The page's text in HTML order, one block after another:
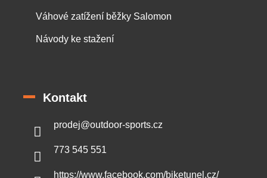
Váhové zatížení běžky Salomon
Návody ke stažení
Kontakt
prodej@outdoor-sports.cz
773 545 551
https://www.facebook.com/biketunel.cz/